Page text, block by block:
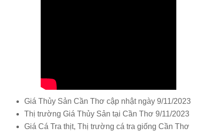
Giá Thủy Sản Cần Thơ cập nhật ngày 9/11/2023
Thị trường Giá Thủy Sản tại Cần Thơ 9/11/2023
Giá Cá Tra thịt, Thị trường cá tra giống Cần Thơ